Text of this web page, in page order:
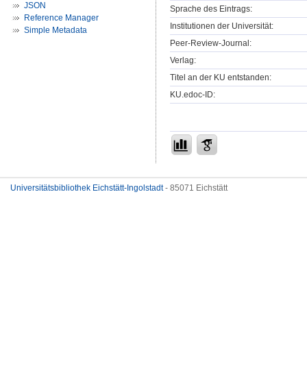
JSON
Reference Manager
Simple Metadata
Sprache des Eintrags:
Institutionen der Universität:
Peer-Review-Journal:
Verlag:
Titel an der KU entstanden:
KU.edoc-ID:
Universitätsbibliothek Eichstätt-Ingolstadt- 85071 Eichstätt